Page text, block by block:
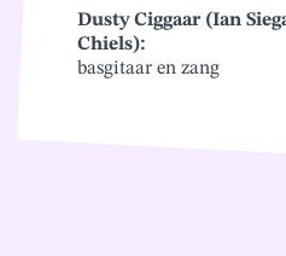
Dusty Ciggaar (Ian
Chiels):
basgitaar en zang